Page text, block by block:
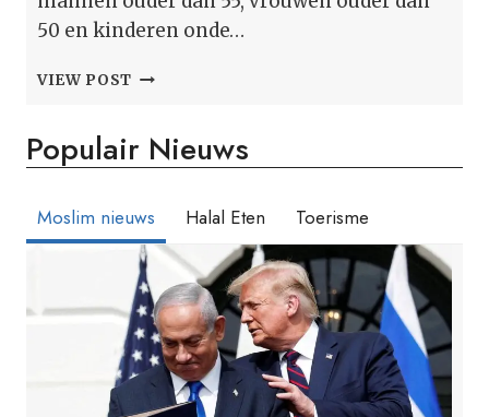
50 en kinderen onde…
VIEW POST BEPERKINGEN
VRIJDAGGEBEDEN
IN
AKSA
NEMEN
TOE
TIJDENS
DE
RAMADAN
Populair Nieuws
Moslim nieuws Halal Eten Toerisme